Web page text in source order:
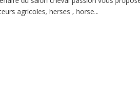
agricoles, herses , horse...